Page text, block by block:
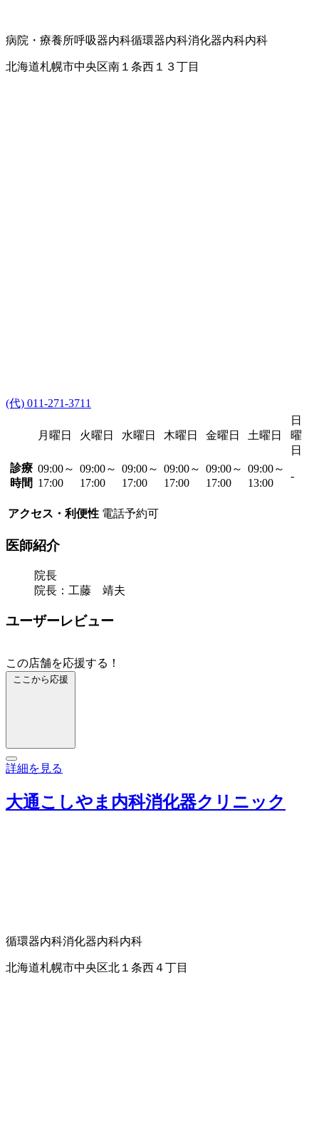
病院・療養所呼吸器内科循環器内科消化器内科内科
北海道札幌市中央区南１条西１３丁目
(代) 011-271-3711
月曜日 火曜日 水曜日 木曜日 金曜日 土曜日
日
曜
日
診療
時間
09:00～
17:00
09:00～
17:00
09:00～
17:00
09:00～
17:00
09:00～
17:00
09:00～
13:00
-
アクセス・利便性 電話予約可
医師紹介
院長
院長：工藤 靖夫
ユーザーレビュー
この店舗を応援する！
ここから応援
詳細を見る
大通こしやま内科消化器クリニック
循環器内科消化器内科内科
北海道札幌市中央区北１条西４丁目